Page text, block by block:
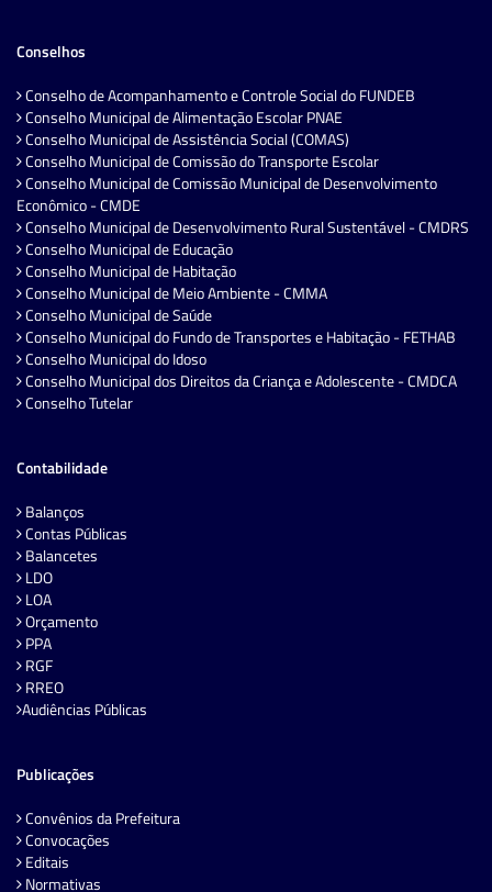
Conselhos
Conselho de Acompanhamento e Controle Social do FUNDEB
Conselho Municipal de Alimentação Escolar PNAE
Conselho Municipal de Assistência Social (COMAS)
Conselho Municipal de Comissão do Transporte Escolar
Conselho Municipal de Comissão Municipal de Desenvolvimento
Econômico - CMDE
Conselho Municipal de Desenvolvimento Rural Sustentável - CMDRS
Conselho Municipal de Educação
Conselho Municipal de Habitação
Conselho Municipal de Meio Ambiente - CMMA
Conselho Municipal de Saúde
Conselho Municipal do Fundo de Transportes e Habitação - FETHAB
Conselho Municipal do Idoso
Conselho Municipal dos Direitos da Criança e Adolescente - CMDCA
Conselho Tutelar
Contabilidade
Balanços
Contas Públicas
Balancetes
LDO
LOA
Orçamento
PPA
RGF
RREO
Audiências Públicas
Publicações
Convênios da Prefeitura
Convocações
Editais
Normativas